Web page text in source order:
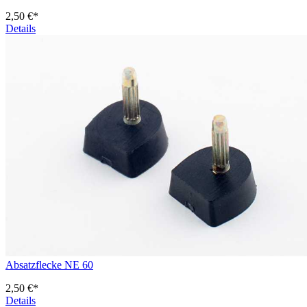
2,50 €*
Details
Absatzflecke NE 60
2,50 €*
Details